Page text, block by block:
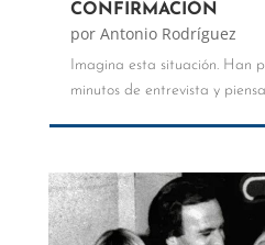
CONFIRMACIÓN
por Antonio Rodríguez
Imagina esta situación. Han
minutos de entrevista y